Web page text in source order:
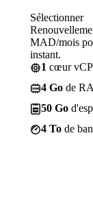
Sélectionner
MAD/mois
instant.
1 cœur
4 Go de
50 Go
4 To de